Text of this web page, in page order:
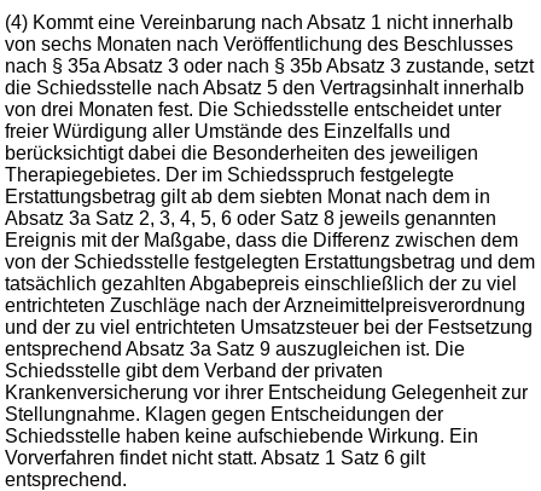
(4) Kommt eine Vereinbarung nach Absatz 1 nicht innerhalb
von sechs Monaten nach Veröffentlichung des Beschlusses
nach § 35a Absatz 3 oder nach § 35b Absatz 3 zustande, setzt
die Schiedsstelle nach Absatz 5 den Vertragsinhalt innerhalb
von drei Monaten fest. Die Schiedsstelle entscheidet unter
freier Würdigung aller Umstände des Einzelfalls und
berücksichtigt dabei die Besonderheiten des jeweiligen
Therapiegebietes. Der im Schiedsspruch festgelegte
Erstattungsbetrag gilt ab dem siebten Monat nach dem in
Absatz 3a Satz 2, 3, 4, 5, 6 oder Satz 8 jeweils genannten
Ereignis mit der Maßgabe, dass die Differenz zwischen dem
von der Schiedsstelle festgelegten Erstattungsbetrag und dem
tatsächlich gezahlten Abgabepreis einschließlich der zu viel
entrichteten Zuschläge nach der Arzneimittelpreisverordnung
und der zu viel entrichteten Umsatzsteuer bei der Festsetzung
entsprechend Absatz 3a Satz 9 auszugleichen ist. Die
Schiedsstelle gibt dem Verband der privaten
Krankenversicherung vor ihrer Entscheidung Gelegenheit zur
Stellungnahme. Klagen gegen Entscheidungen der
Schiedsstelle haben keine aufschiebende Wirkung. Ein
Vorverfahren findet nicht statt. Absatz 1 Satz 6 gilt
entsprechend.